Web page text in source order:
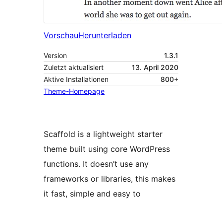
VorschauHerunterladen
Version
1.3.1
Zuletzt aktualisiert
13. April 2020
Aktive Installationen
800+
Theme-Homepage
Scaffold is a lightweight starter
theme built using core WordPress
functions. It doesn’t use any
frameworks or libraries, this makes
it fast, simple and easy to